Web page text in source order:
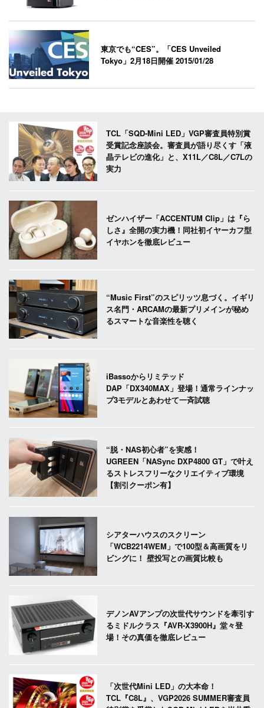
東京でも“CES”。「CES Unveiled
Tokyo」2月18日開催2015/01/28
TCL「SQD-Mini LED」VGP審査員特別賞
受賞記念座談会。審査員が語り尽くす「液
晶テレビの進化」と、X11L／C8L／C7Lの
実力
ゼンハイザー「ACCENTUM Clip」は『ら
しさ』全開の実力機！同社初イヤーカフ型
イヤホンを徹底レビュー
“Music First”のスピリッツ息づく。イギリ
ス名門・ARCAMの最新プリメインが秘め
るスマートな音楽性を聴く
iBassoからリミテッド
DAP「DX340MAX」登場！通常ラインナッ
プ3モデルとあわせて一斉試聴
“脱・NAS初心者”を実感！
UGREEN「NASync DXP4800 GT」で叶え
るストレスフリーなクリエイティブ環境
【割引クーポン有】
シアターハウスのスクリーン
「WCB2214WEM」で100型＆高画質をリ
ビングに！ 壁投写との画質比較も
デノンAVアンプの次世代サウンドを牽引す
るミドルクラス『AVR-X3900H』堂々登
場！その真価を徹底レビュー
「次世代Mini LED」の大本命！
TCL『C8L』、VGP2026 SUMMER審査員